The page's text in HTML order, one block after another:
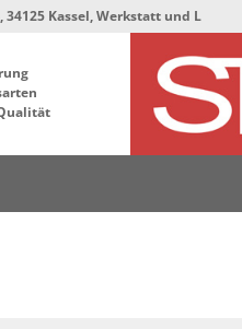
Werkstatt und Lager